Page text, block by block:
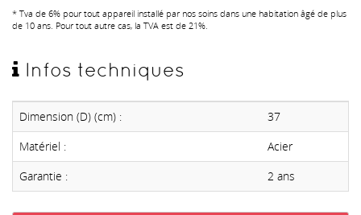
* Tva de 6% pour tout appareil installé par nos soins dans une habitation âgé de plus
de 10 ans. Pour tout autre cas, la TVA est de 21%.
Infos techniques
Dimension (D) (cm) :
37
Matériel :
Acier
Garantie :
2 ans